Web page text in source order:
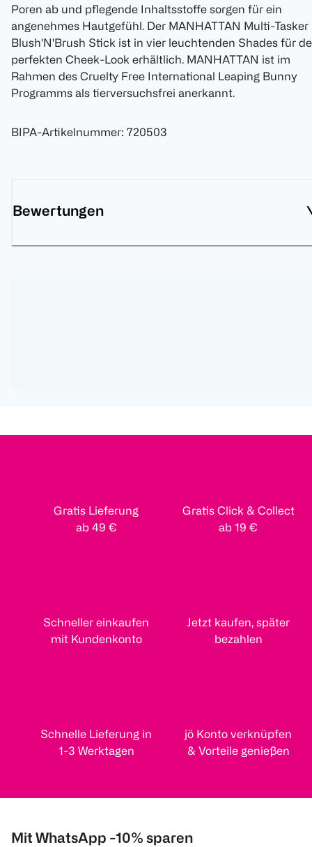
Poren ab und pflegende Inhaltsstoffe sorgen für ein
angenehmes Hautgefühl. Der MANHATTAN Multi-Tasker
Blush'N'Brush Stick ist in vier leuchtenden Shades für
perfekten Cheek-Look erhältlich. MANHATTAN ist im
Rahmen des Cruelty Free International Leaping Bunny
Programms als tierversuchsfrei anerkannt.
BIPA-Artikelnummer: 720503
Bewertungen
Gratis Lieferung
ab 49 €
Gratis Click & Collect
ab 19 €
Schneller einkaufen
mit Kundenkonto
Jetzt kaufen, später
bezahlen
Schnelle Lieferung in
1-3 Werktagen
jö Konto verknüpfen
& Vorteile genießen
Mit WhatsApp -10% sparen